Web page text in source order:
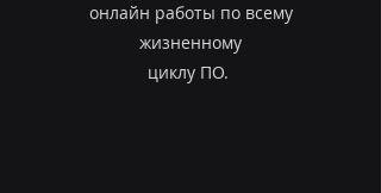
онлайн работы по всему
жизненному
циклу ПО.